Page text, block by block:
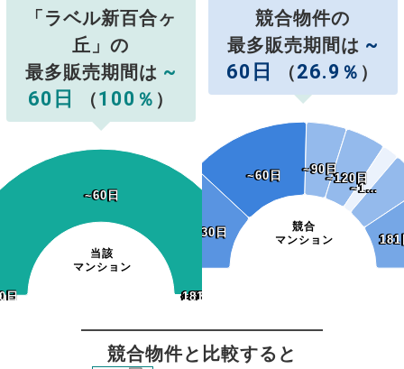
「ラベル新百合ヶ
丘」の
最多販売期間は ~
60日
（100 ％ ）
当該
マンション
日
日
~60日
~60日
~90日
~90日
~120日
~120日
~150日
~150日
~180日
~180日
181日~
181日~
競合物件の
最多販売期間は ~
60日
（26.9 ％ ）
競合
マンション
~30日
~30日
~60日
~60日 ~90日
~90日
~120日
~120日
~1…
~1…
181
181
競合物件と比較すると